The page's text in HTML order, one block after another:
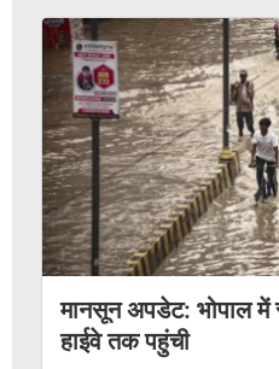
मानसून अपडेट: भोपाल में
हाईवे तक पहुंची